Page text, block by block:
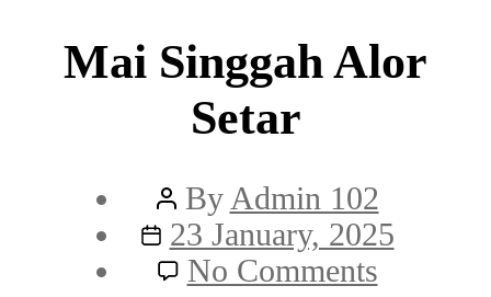
Mai Singgah Alor
Setar
Post
author
By Admin 102
Post
date
23 January, 2025
No Commentson